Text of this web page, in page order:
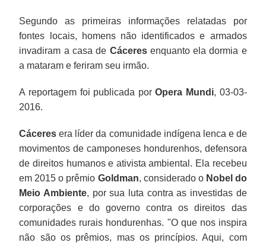
Segundo as primeiras informações relatadas por
fontes locais, homens não identificados e armados
invadiram a casa de Cáceresenquanto ela dormia e
a mataram e feriram seu irmão.
A reportagem foi publicada porOpera Mundi, 03-03-
2016.
Cáceres era líder da comunidade indígena lenca e de
movimentos de camponeses hondurenhos, defensora
de direitos humanos e ativista ambiental. Ela recebeu
em 2015 o prêmio Goldman, considerado o Nobel do
Meio Ambiente, por sua luta contra as investidas de
corporações e do governo contra os direitos das
comunidades rurais hondurenhas. "O que nos inspira
não são os prêmios, mas os princípios. Aqui, com